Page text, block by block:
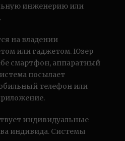
инженерию или
на владении
или гаджетом. Юзер
смартфон, аппаратный
посылает
телефон или
индивидуальные
индивида. Системы